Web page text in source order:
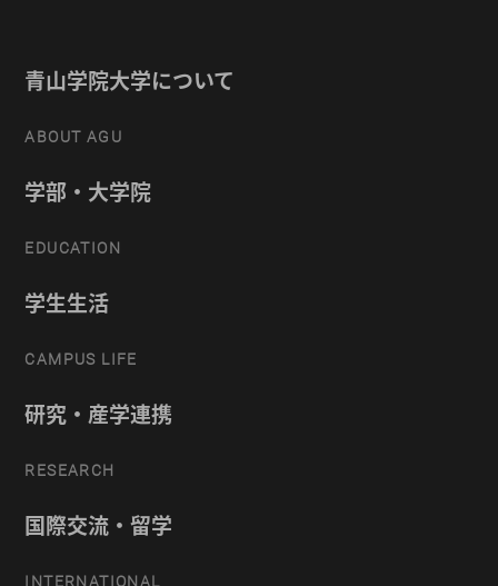
青山学院大学について
ABOUT AGU
学部・大学院
EDUCATION
学生生活
CAMPUS LIFE
研究・産学連携
RESEARCH
国際交流・留学
INTERNATIONAL